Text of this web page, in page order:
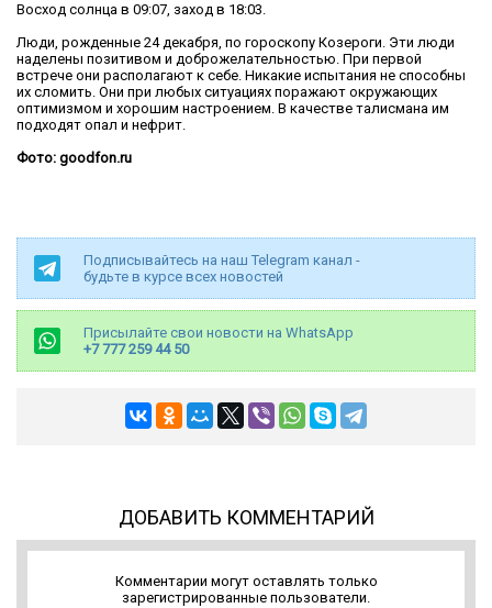
Восход солнца в 09:07, заход в 18:03.
Люди, рожденные 24 декабря, по гороскопу Козероги. Эти люди
наделены позитивом и доброжелательностью. При первой
встрече они располагают к себе. Никакие испытания не способны
их сломить. Они при любых ситуациях поражают окружающих
оптимизмом и хорошим настроением. В качестве талисмана им
подходят опал и нефрит.
Фото: goodfon.ru
Подписывайтесь на наш Telegram канал -
будьте в курсе всех новостей
Присылайте свои новости на WhatsApp
+7 777 259 44 50
ДОБАВИТЬ КОММЕНТАРИЙ
Комментарии могут оставлять только
зарегистрированные пользователи.